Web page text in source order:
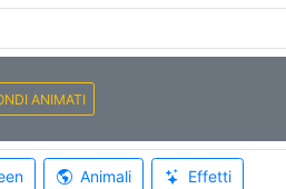
ANIMATI
Animali Effetti